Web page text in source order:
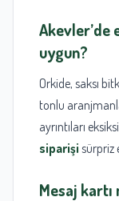
Akevler’de
uygun?
Orkide, saksı
tonlu
ayrıntıları
siparişi sürpriz
Mesaj kartı